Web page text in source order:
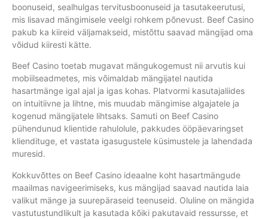
boonuseid, sealhulgas tervitusboonuseid ja tasutakeerutusi,
mis lisavad mängimisele veelgi rohkem põnevust. Beef Casino
pakub ka kiireid väljamakseid, mistõttu saavad mängijad oma
võidud kiiresti kätte.
Beef Casino toetab mugavat mängukogemust nii arvutis kui
mobiilseadmetes, mis võimaldab mängijatel nautida
hasartmänge igal ajal ja igas kohas. Platvormi kasutajaliides
on intuitiivne ja lihtne, mis muudab mängimise algajatele ja
kogenud mängijatele lihtsaks. Samuti on Beef Casino
pühendunud klientide rahulolule, pakkudes ööpäevaringset
kliendituge, et vastata igasugustele küsimustele ja lahendada
muresid.
Kokkuvõttes on Beef Casino ideaalne koht hasartmängude
maailmas navigeerimiseks, kus mängijad saavad nautida laia
valikut mänge ja suurepäraseid teenuseid. Oluline on mängida
vastutustundlikult ja kasutada kõiki pakutavaid ressursse, et